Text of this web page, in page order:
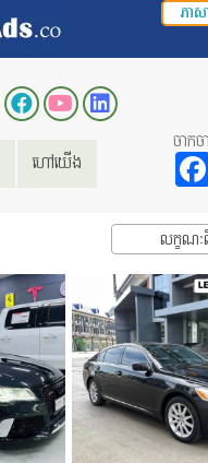
ភាស
ហៅយើង
ចាក
លក្ខណ